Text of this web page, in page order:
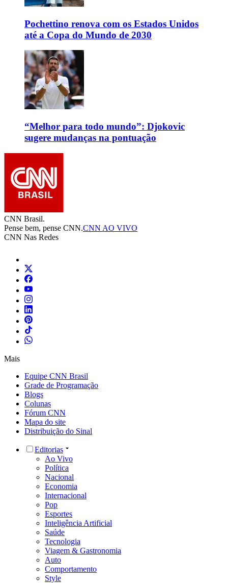
Pochettino renova com os Estados Unidos
até a Copa do Mundo de 2030
“Melhor para todo mundo”: Djokovic
sugere mudanças na pontuação
CNN Brasil.
Pense bem, pense CNN.CNN AO VIVO
CNN Nas Redes
Mais
Equipe CNN Brasil
Grade de Programação
Blogs
Colunas
Fórum CNN
Mapa do site
Distribuição do Sinal
Editorias
Ao Vivo
Política
Nacional
Economia
Internacional
Pop
Esportes
Inteligência Artificial
Saúde
Tecnologia
Viagem & Gastronomia
Auto
Comportamento
Style